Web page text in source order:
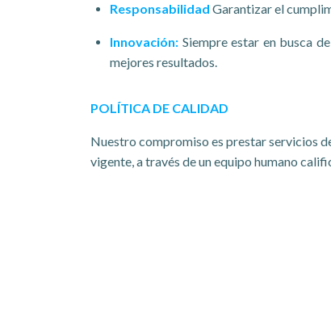
Responsabilidad Garantizar el
Innovación: Siempre estar en busca
mejores resultados.
POLÍTICA DE CALIDAD
Nuestro compromiso es prestar servicios
vigente, a través de un equipo humano